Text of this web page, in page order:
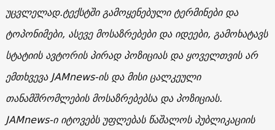
უცვლელად.ტექსტში გამოყენებული ტერმინები და
ტოპონიმები, ასევე მოსაზრებები და იდეები, გამოხატავს
სტატიის ავტორის პირად პოზიციას და ყოველთვის არ
ემთხვევა JAMnews-ის და მისი ცალკეული
თანამშრომლების მოსაზრებებსა და პოზიციას.
JAMnews-ი იტოვებს უფლებას წაშალოს პუბლიკაციის